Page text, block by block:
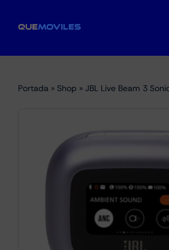
My account
Checkout
Audio
Portátiles
Portada » Shop » JBL Live Beam 3